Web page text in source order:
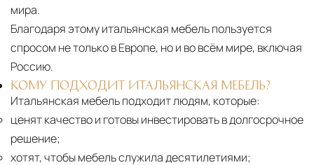
мира.
Благодаря этому итальянская мебель пользуется
спросом не только в Европе, но и во всём мире, включая
Россию.
КОМУ ПОДХОДИТ ИТАЛЬЯНСКАЯ МЕБЕЛЬ?
Итальянская мебель подходит людям, которые:
ценят качество и готовы инвестировать в долгосрочное
решение;
хотят, чтобы мебель служила десятилетиями;